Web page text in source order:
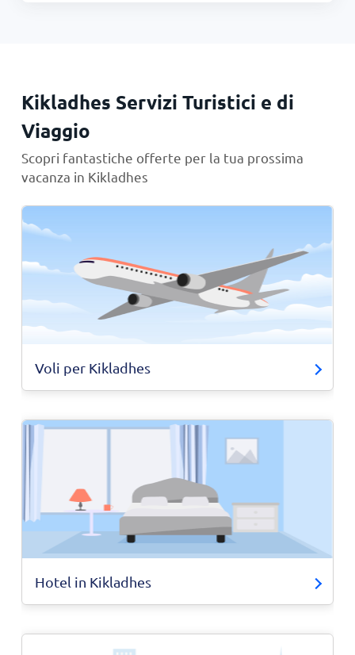
Kikladhes Servizi Turistici e di
Viaggio
Scopri fantastiche offerte per la tua prossima
vacanza in Kikladhes
Voli per Kikladhes
Hotel in Kikladhes